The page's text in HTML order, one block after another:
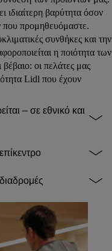
ιδιαίτερη βαρύτητα όσον
προμηθευόμαστε.
συνθήκες και την
η ποιότητα των
οι πελάτες μας
Lidl που έχουν
– σε εθνικό και